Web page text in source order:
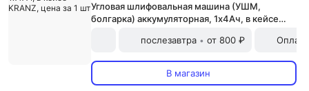
Угловая шлифовальная машина (УШМ,
болгарка) аккумуляторная, 1х4Ач, в кейсе
послезавтра • от 800 ₽
В магазин